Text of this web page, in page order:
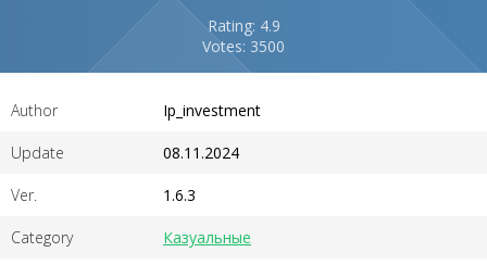
Rating: 4.9
Votes: 3500
Author Ip_investment
Update 08.11.2024
Ver. 1.6.3
Category Казуальные